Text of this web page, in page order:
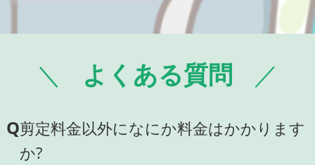
よくある質問
Q剪定料金以外になにか料金はかかります
か?